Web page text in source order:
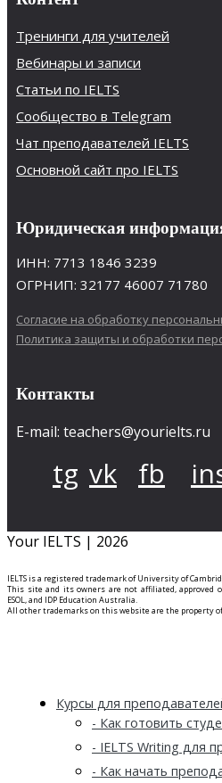
Тренинги для учителей
Вебинары и записи
Статьи по IELTS
Сообщество в Telegram
Чат преподавателей IELTS
Основной сайт про IELTS
Юридическая
ИНН: 7713 1846 3239
ОГРНИП: 32177 46007 71780
Согласие на обработку
Политика защиты и обработки
Контакты
E-mail: teachers@yourielts.ru
tg vk fb
Your IELTS | 2026
IELTS is a registered trademark of University of
This site and its owners are not affiliated, approved
ESOL, and IDP Education Australia.
All other trademarks on this website are the property
Курсы для
- Как готовить
- IELTS Writing для
- Как начать